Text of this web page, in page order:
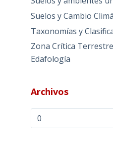
Suelos y Cambio
Taxonomías y
Zona Crítica
Edafología
Archivos
Archivos